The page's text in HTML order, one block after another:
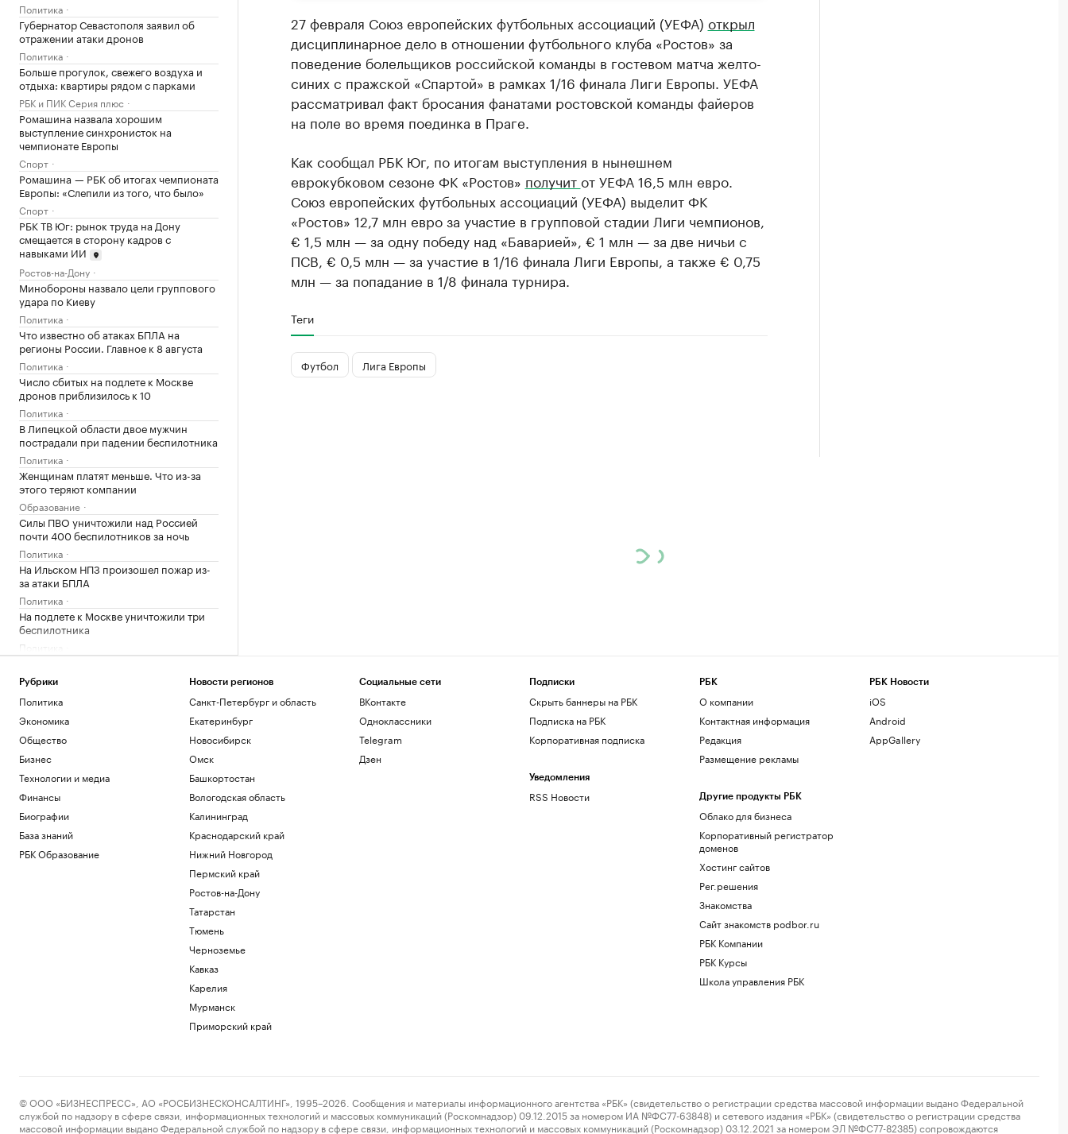
Политика
Губернатор Севастополя заявил об
отражении атаки дронов
Политика
Больше прогулок, свежего воздуха и
отдыха: квартиры рядом с парками
РБК и ПИК Серия плюс
Ромашина назвала хорошим
выступление синхронисток на
чемпионате Европы
Спорт
Ромашина — РБК об итогах чемпионата
Европы: «Слепили из того, что было»
Спорт
РБК ТВ Юг: рынок труда на Дону
смещается в сторону кадров с
навыками ИИ
Ростов-на-Дону
Минобороны назвало цели группового
удара по Киеву
Политика
Что известно об атаках БПЛА на
регионы России. Главное к 8 августа
Политика
Число сбитых на подлете к Москве
дронов приблизилось к 10
Политика
В Липецкой области двое мужчин
пострадали при падении беспилотника
Политика
Женщинам платят меньше. Что из-за
этого теряют компании
Образование
Силы ПВО уничтожили над Россией
почти 400 беспилотников за ночь
Политика
На Ильском НПЗ произошел пожар из-
за атаки БПЛА
Политика
На подлете к Москве уничтожили три
беспилотника
Политика
27 февраля Союз европейских футбольных ассоциаций (УЕФА) открыл
дисциплинарное дело в отношении футбольного клуба «Ростов» за
поведение болельщиков российской команды в гостевом матча желто-
синих с пражской «Спартой» в рамках 1/16 финала Лиги Европы. УЕФА
рассматривал факт бросания фанатами ростовской команды файеров
на поле во время поединка в Праге.
Как сообщал РБК Юг, по итогам выступления в нынешнем
еврокубковом сезоне ФК «Ростов» получитот УЕФА 16,5 млн евро.
Союз европейских футбольных ассоциаций (УЕФА) выделит ФК
«Ростов» 12,7 млн евро за участие в групповой стадии Лиги чемпионов,
€ 1,5 млн — за одну победу над «Баварией», € 1 млн — за две ничьи с
ПСВ, € 0,5 млн — за участие в 1/16 финала Лиги Европы, а также € 0,75
млн — за попадание в 1/8 финала турнира.
Теги
Футбол Лига Европы
Рубрики
Политика
Экономика
Общество
Бизнес
Технологии и медиа
Финансы
Биографии
База знаний
РБК Образование
Новости регионов
Санкт-Петербург и область
Екатеринбург
Новосибирск
Омск
Башкортостан
Вологодская область
Калининград
Краснодарский край
Нижний Новгород
Пермский край
Ростов-на-Дону
Татарстан
Тюмень
Черноземье
Кавказ
Карелия
Мурманск
Приморский край
Социальные сети
ВКонтакте
Одноклассники
Telegram
Дзен
Подписки
Скрыть баннеры на РБК
Подписка на РБК
Корпоративная подписка
Уведомления
RSS Новости
РБК
О компании
Контактная информация
Редакция
Размещение рекламы
Другие продукты РБК
Облако для бизнеса
Корпоративный регистратор
доменов
Хостинг сайтов
Рег.решения
Знакомства
Сайт знакомств podbor.ru
РБК Компании
РБК Курсы
Школа управления РБК
РБК Новости
iOS
Android
AppGallery
© ООО «БИЗНЕСПРЕСС», АО «РОСБИЗНЕСКОНСАЛТИНГ», 1995–2026. Сообщения и материалы информационного агентства «РБК» (свидетельство о регистрации средства массовой информации выдано Федеральной
службой по надзору в сфере связи, информационных технологий и массовых коммуникаций (Роскомнадзор) 09.12.2015 за номером ИА №ФС77-63848) и сетевого издания «РБК» (свидетельство о регистрации средства
массовой информации выдано Федеральной службой по надзору в сфере связи, информационных технологий и массовых коммуникаций (Роскомнадзор) 03.12.2021 за номером ЭЛ №ФС77-82385) сопровождаются